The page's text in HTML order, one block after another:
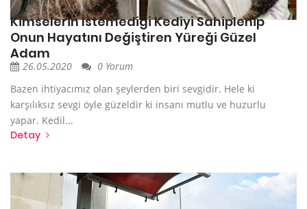
Kimselerin İstemediği Kediyi Sahiplenip
Onun Hayatını Değiştiren Yüreği Güzel
Adam
26.05.2020
0 Yorum
Bazen ihtiyacımız olan şeylerden biri sevgidir. Hele ki
karşılıksız sevgi öyle güzeldir ki insanı mutlu ve huzurlu
yapar. Kedil...
Detay